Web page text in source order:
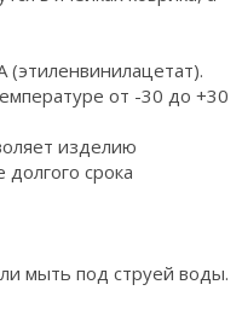
от -30 до +30
изделию
срока
мыть под струей воды.